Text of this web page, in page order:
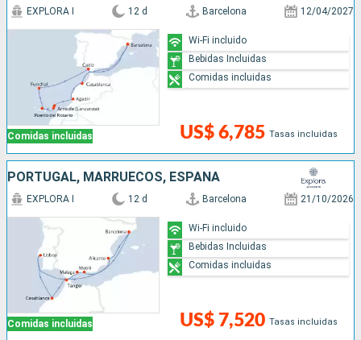
Comidas incluidas
EXPLORA I 12 d Barcelona 12/04/2027
US$ 6,785 Tasas incluidas
Wi-Fi incluido
Bebidas Incluidas
Comidas incluidas
PORTUGAL, MARRUECOS, ESPAÑA
Comidas incluidas
EXPLORA I 12 d Barcelona 21/10/2026
US$ 7,520 Tasas incluidas
Wi-Fi incluido
Bebidas Incluidas
Comidas incluidas